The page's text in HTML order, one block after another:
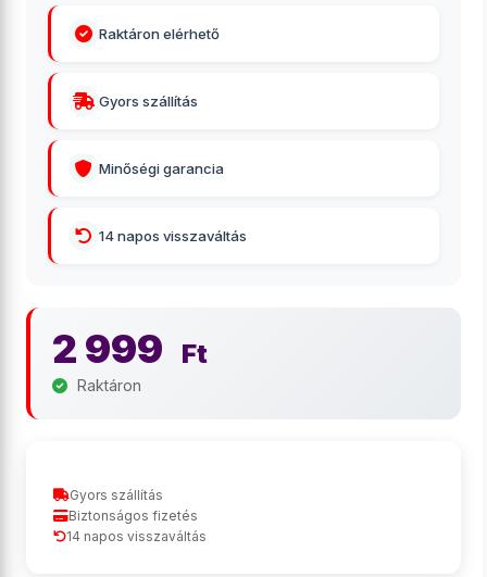
Raktáron elérhető
Gyors szállítás
Minőségi garancia
14 napos visszaváltás
2 999 Ft
Raktáron
Gyors szállítás
Biztonságos fizetés
14 napos visszaváltás